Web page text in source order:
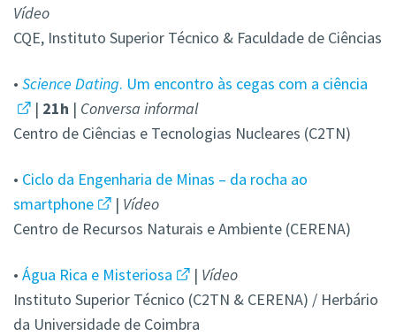
Vídeo
CQE, Instituto Superior Técnico & Faculdade de Ciências
• Science Dating. Um encontro às cegas com a ciência
| 21h | Conversa informal
Centro de Ciências e Tecnologias Nucleares (C2TN)
• Ciclo da Engenharia de Minas – da rocha ao
smartphone
| Vídeo
Centro de Recursos Naturais e Ambiente (CERENA)
• Água Rica e Misteriosa | Vídeo
Instituto Superior Técnico (C2TN & CERENA) / Herbário
da Universidade de Coimbra